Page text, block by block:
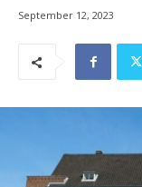
September 12, 2023